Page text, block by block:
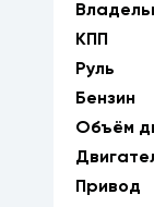
КПП
Руль
Бензин
Объём
Привод